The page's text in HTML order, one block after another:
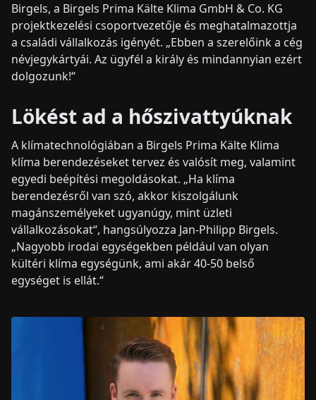
Birgels, a Birgels Prima Kälte Klima GmbH & Co. KG
projektkezelési csoportvezetője és meghatalmazottja
a családi vállalkozás igényét. „Ebben a szerelőink a cég
névjegykártyái. Az ügyfél a király és mindannyian ezért
dolgozunk!“
Lökést ad a hőszivattyúknak
A klímatechnológiában a Birgels Prima Kälte Klima
klíma berendezéseket tervez és valósít meg, valamint
egyedi beépítési megoldásokat. „Ha klíma
berendezésről van szó, akkor kiszolgálunk
magánszemélyeket ugyanúgy, mint üzleti
vállalkozásokat“, hangsúlyozza Jan-Philipp Birgels.
„Nagyobb irodai egységekben például van olyan
kültéri klíma egységünk, ami akár 40-50 belső
egységet is ellát.“